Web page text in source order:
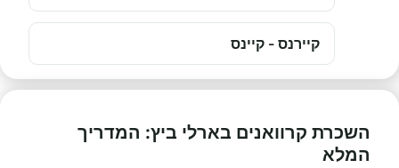
קיירנס - קיינס
השכרת קרוואנים בארלי ביץ: המדריך
המלא